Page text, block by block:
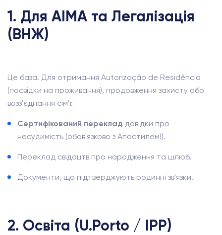
1. Для AIMA та Легалізація
(ВНЖ)
Це база. Для отримання Autorização de Residência
(посвідки на проживання), продовження захисту або
возз'єднання сім'ї:
Сертифікований переклад довідки про
несудимість (обов'язково з Апостилем!).
Переклад свідоцтв про народження та шлюб.
Документи, що підтверджують родинні зв'язки.
2. Освіта (U.Porto / IPP)